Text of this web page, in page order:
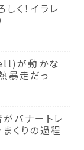
く！イラレ
が動かな
暴走だっ
バナートレ
くりの過程